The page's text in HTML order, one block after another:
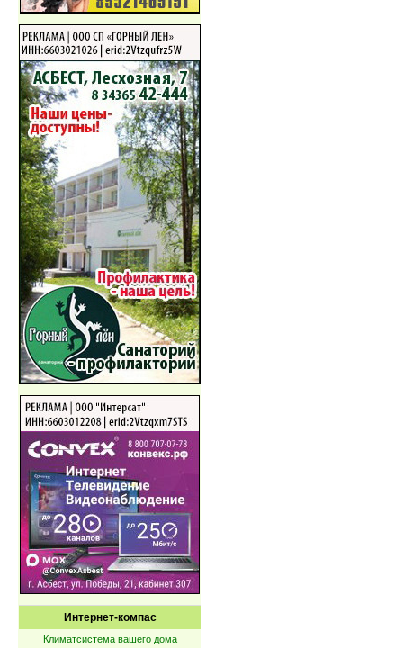
Интернет-компас
Климатсистема вашего дома